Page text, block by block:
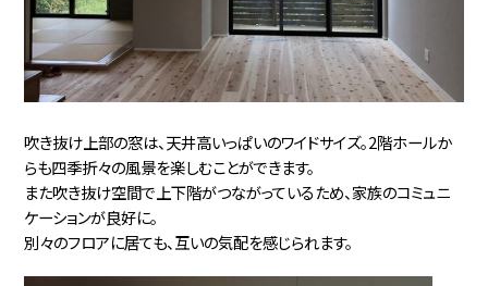
吹き抜け上部の窓は、天井高いっぱいのワイドサイズ。2階ホールか
らも四季折々の風景を楽しむことができます。
また吹き抜け空間で上下階がつながっているため、家族のコミュニ
ケーションが良好に。
別々のフロアに居ても、互いの気配を感じられます。